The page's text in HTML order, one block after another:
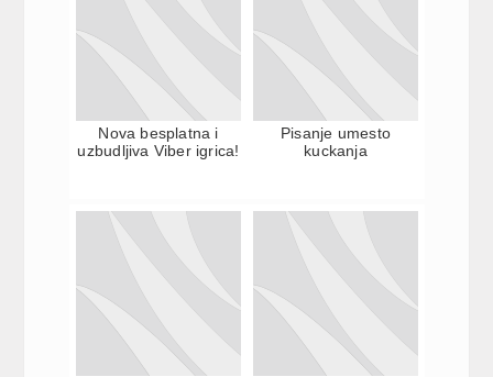
Nova besplatna i
uzbudljiva Viber igrica!
Pisanje umesto
kuckanja